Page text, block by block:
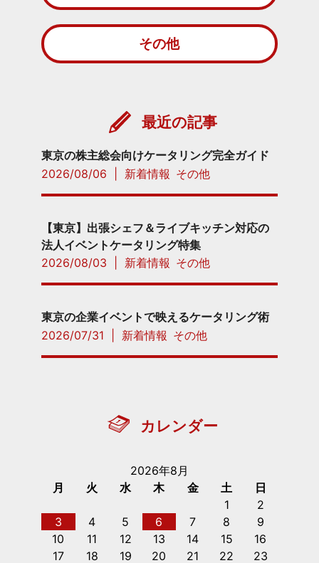
その他
最近の記事
東京の株主総会向けケータリング完全ガイド
2026/08/06
新着情報 その他
【東京】出張シェフ＆ライブキッチン対応の
法人イベントケータリング特集
2026/08/03
新着情報 その他
東京の企業イベントで映えるケータリング術
2026/07/31
新着情報 その他
カレンダー
2026年8月
月
火 水 木 金 土
日
1
2
3
4 5 6 7 8
9
10
11 12 13 14 15
16
17
18 19 20 21 22 23